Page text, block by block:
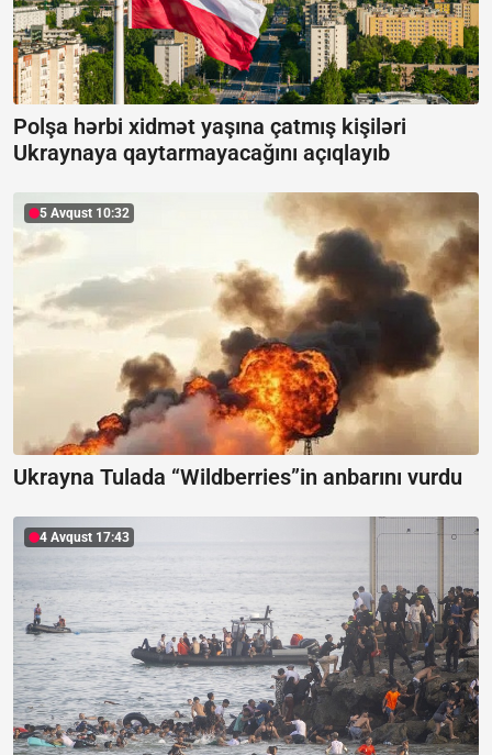
Polşa hərbi xidmət yaşına çatmış kişiləri
Ukraynaya qaytarmayacağını açıqlayıb
5 Avqust 10:32
Ukrayna Tulada “Wildberries”in anbarını vurdu
4 Avqust 17:43